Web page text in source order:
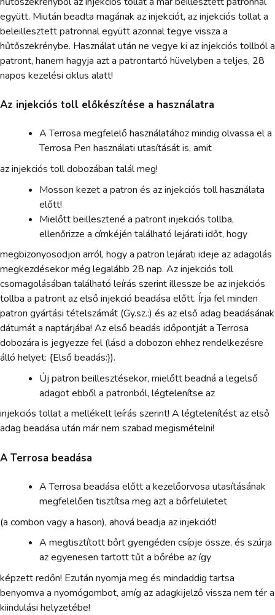
együtt. Miután beadta magának az injekciót, az injekciós tollat a
beleillesztett patronnal együtt azonnal tegye vissza a
hűtőszekrénybe. Használat után ne vegye ki az injekciós tollból a
patront, hanem hagyja azt a patrontartó hüvelyben a teljes, 28
napos kezelési ciklus alatt!
Az injekciós toll előkészítése a használatra
A Terrosa megfelelő használatához mindig olvassa el a
Terrosa Pen használati utasítását is, amit
az injekciós toll dobozában talál meg!
Mosson kezet a patron és az injekciós toll használata
előtt!
Mielőtt beillesztené a patront injekciós tollba,
ellenőrizze a címkéjén található lejárati időt, hogy
megbizonyosodjon arról, hogy a patron lejárati ideje az adagolás
megkezdésekor még legalább 28 nap. Az injekciós toll
csomagolásában található leírás szerint illessze be az injekciós
tollba a patront az első injekció beadása előtt. Írja fel minden
patron gyártási tételszámát (Gy.sz.:) és az első adag beadásának
dátumát a naptárjába! Az első beadás időpontját a Terrosa
dobozára is jegyezze fel (lásd a dobozon ehhez rendelkezésre
álló helyet: {Első beadás:}).
Új patron beillesztésekor, mielőtt beadná a legelső
adagot ebből a patronból, légtelenítse az
injekciós tollat a mellékelt leírás szerint! A légtelenítést az első
adag beadása után már nem szabad megismételni!
A Terrosa beadása
A Terrosa beadása előtt a kezelőorvosa utasításának
megfelelően tisztítsa meg azt a bőrfelületet
(a combon vagy a hason), ahová beadja az injekciót!
A megtisztított bőrt gyengéden csípje össze, és szúrja
az egyenesen tartott tűt a bőrébe az így
képzett redőn! Ezután nyomja meg és mindaddig tartsa
benyomva a nyomógombot, amíg az adagkijelző vissza nem tér a
kiindulási helyzetébe!